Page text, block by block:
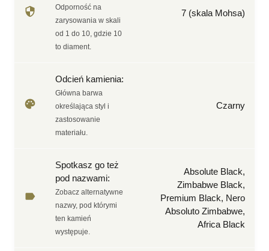
Odporność na
zarysowania w skali
od 1 do 10, gdzie 10
to diament.
7 (skala Mohsa)
Odcień kamienia:
Główna barwa
określająca styl i
zastosowanie
materiału.
Czarny
Spotkasz go też
pod nazwami:
Zobacz alternatywne
nazwy, pod którymi
ten kamień
występuje.
Absolute Black,
Zimbabwe Black,
Premium Black, Nero
Absoluto Zimbabwe,
Africa Black